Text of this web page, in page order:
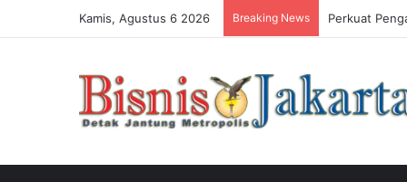
Kamis, Agustus 6 2026 Breaking News Perkuat